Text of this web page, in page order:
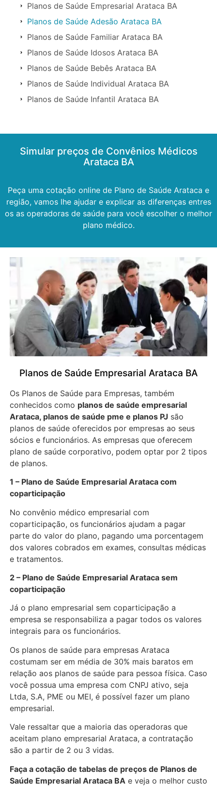
Planos de Saúde Empresarial Arataca BA
Planos de Saúde Adesão Arataca BA
Planos de Saúde Familiar Arataca BA
Planos de Saúde Idosos Arataca BA
Planos de Saúde Bebês Arataca BA
Planos de Saúde Individual Arataca BA
Planos de Saúde Infantil Arataca BA
Simular preços de Convênios Médicos
Arataca BA
Peça uma cotação online de Plano de Saúde Arataca e
região, vamos lhe ajudar e explicar as diferenças entres
os as operadoras de saúde para você escolher o melhor
plano médico.
Planos de Saúde Empresarial Arataca BA
Os Planos de Saúde para Empresas, também
conhecidos como planos de saúde empresarial
Arataca, planos de saúde pme e planos PJ são
planos de saúde oferecidos por empresas ao seus
sócios e funcionários. As empresas que oferecem
plano de saúde corporativo, podem optar por 2 tipos
de planos.
1 – Plano de Saúde Empresarial Arataca com
coparticipação
No convênio médico empresarial com
coparticipação, os funcionários ajudam a pagar
parte do valor do plano, pagando uma porcentagem
dos valores cobrados em exames, consultas médicas
e tratamentos.
2 – Plano de Saúde Empresarial Arataca sem
coparticipação
Já o plano empresarial sem coparticipação a
empresa se responsabiliza a pagar todos os valores
integrais para os funcionários.
Os planos de saúde para empresas Arataca
costumam ser em média de 30% mais baratos em
relação aos planos de saúde para pessoa física. Caso
você possua uma empresa com CNPJ ativo, seja
Ltda, S.A, PME ou MEI, é possível fazer um plano
empresarial.
Vale ressaltar que a maioria das operadoras que
aceitam plano empresarial Arataca, a contratação
são a partir de 2 ou 3 vidas.
Faça a cotação de tabelas de preços de Planos de
Saúde Empresarial Arataca BA e veja o melhor custo